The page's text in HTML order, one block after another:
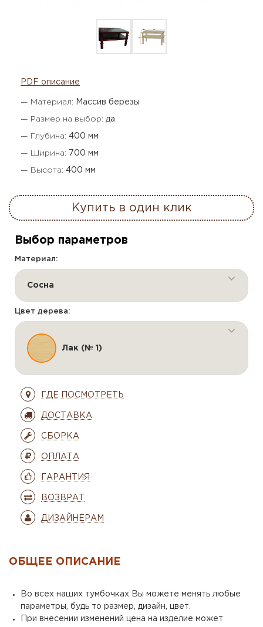
PDF описание
— Материал: Массив березы
— Размер на выбор: да
— Глубина: 400 мм
— Ширина: 700 мм
— Высота: 400 мм
Купить в один клик
Выбор параметров
Материал:
Сосна
Цвет дерева:
Лак (№ 1)
ГДЕ ПОСМОТРЕТЬ
ДОСТАВКА
СБОРКА
ОПЛАТА
ГАРАНТИЯ
ВОЗВРАТ
ДИЗАЙНЕРАМ
ОБЩЕЕ ОПИСАНИЕ
Во всех наших тумбочках Вы можете менять любые
параметры, будь то размер, дизайн, цвет.
При внесении изменений цена на изделие может